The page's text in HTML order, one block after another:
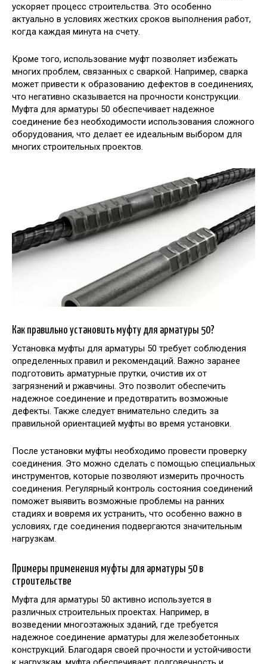
ускоряет процесс строительства. Это особенно
актуально в условиях жестких сроков выполнения работ,
когда каждая минута на счету.
Кроме того, использование муфт позволяет избежать
многих проблем, связанных с сваркой. Например, сварка
может привести к образованию дефектов в соединениях,
что негативно сказывается на прочности конструкции.
Муфта для арматуры 50 обеспечивает надежное
соединение без необходимости использования сложного
оборудования, что делает ее идеальным выбором для
многих строительных проектов.
Как правильно установить муфту для арматуры 50?
Установка муфты для арматуры 50 требует соблюдения
определенных правил и рекомендаций. Важно заранее
подготовить арматурные прутки, очистив их от
загрязнений и ржавчины. Это позволит обеспечить
надежное соединение и предотвратить возможные
дефекты. Также следует внимательно следить за
правильной ориентацией муфты во время установки.
После установки муфты необходимо провести проверку
соединения. Это можно сделать с помощью специальных
инструментов, которые позволяют измерить прочность
соединения. Регулярный контроль состояния соединений
поможет выявить возможные проблемы на ранних
стадиях и вовремя их устранить, что особенно важно в
условиях, где соединения подвергаются значительным
нагрузкам.
Примеры применения муфты для арматуры 50 в
строительстве
Муфта для арматуры 50 активно используется в
различных строительных проектах. Например, в
возведении многоэтажных зданий, где требуется
надежное соединение арматуры для железобетонных
конструкций. Благодаря своей прочности и устойчивости